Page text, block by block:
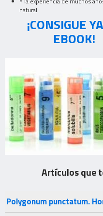
natural.
¡CONSIGUE
EBOOK!
Artículos que
Polygonum punctatum.